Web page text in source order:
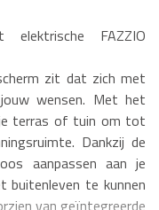
FAZZIO
zit dat zich met
wensen. Met het
terras of tuin om tot
Dankzij de
aanpassen aan je
buitenleven te kunnen
van geïntegreerde